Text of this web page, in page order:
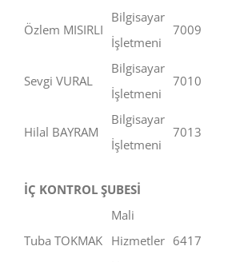
Özlem MISIRLI
Bilgisayar
İşletmeni
7009
Sevgi VURAL
Bilgisayar
İşletmeni
7010
Hilal BAYRAM
Bilgisayar
İşletmeni
7013
İÇ KONTROL ŞUBESİ
Tuba TOKMAK
Mali
Hizmetler 6417